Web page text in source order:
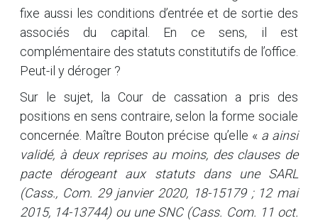
fixe aussi les conditions d’entrée et de sortie des
associés du capital. En ce sens, il est
complémentaire des statuts constitutifs de l’office.
Peut-il y déroger ?
Sur le sujet, la Cour de cassation a pris des
positions en sens contraire, selon la forme sociale
concernée. Maître Bouton précise qu’elle « a ainsi
validé, à deux reprises au moins, des clauses de
pacte dérogeant aux statuts dans une SARL
(Cass., Com. 29 janvier 2020, 18-15179 ; 12 mai
2015, 14-13744) ou une SNC (Cass. Com. 11 oct.